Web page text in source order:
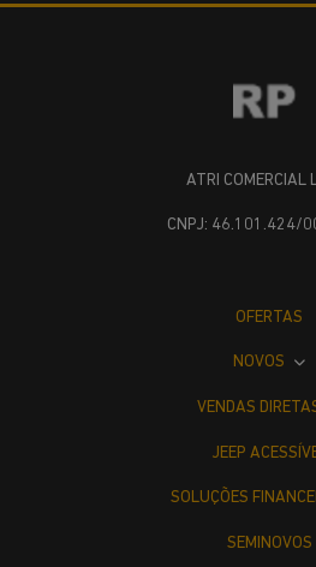
ATRI COMERCIAL
CNPJ: 46.101.424/
OFERTAS
NOVOS
VENDAS
JEEP
SOLUÇÕES
SEMINOVOS